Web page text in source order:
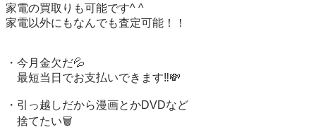
家電の買取りも可能です^ ^
家電以外にもなんでも査定可能！！
・今月金欠だ💦
最短当日でお支払いできます‼️💸
・引っ越しだから漫画とかDVDなど
捨てたい🗑️